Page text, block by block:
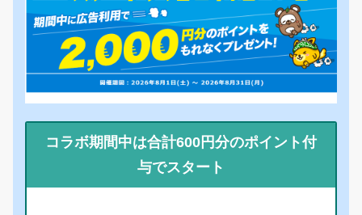
コラボ期間中は合計600円分のポイント付
与でスタート